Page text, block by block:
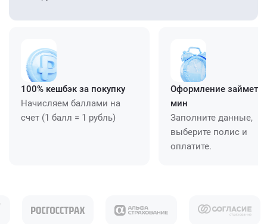
100% кешбэк за покупку
Начисляем баллами на
счет (1 балл = 1 рубль)
Оформление займет
мин
Заполните данные,
выберите полис и
оплатите.